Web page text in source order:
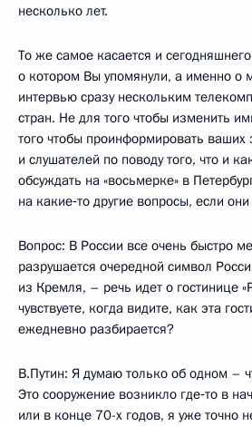
несколько лет.
То же самое касается и
о котором Вы упомянули, а именно о
интервью сразу нескольким
стран. Не для того чтобы изменить
того чтобы проинформировать ваших
и слушателей по поводу того, что и
обсуждать на «восьмерке» в
на какие‑то другие вопросы, если они
Вопрос: В России все очень быстро
разрушается очередной символ
из Кремля, – речь идет о гостинице
чувствуете, когда видите, как эта
ежедневно разбирается?
В.Путин: Я думаю только об одном –
Это сооружение возникло где‑то в
или в конце 70-х годов, я уже точно